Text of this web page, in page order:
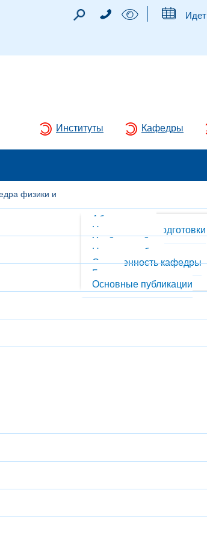
Идет
Институты Кафедры
физики и
Абитуриентам
Направления подготовки
Учебная работа
Научная работа
Оснащенность кафедры
Гранты
Основные публикации